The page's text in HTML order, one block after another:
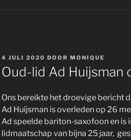
GEPLAATST
OP
4 JULI 2020 DOOR MONIQUE
Oud-lid Ad Huijsman
Ons bereikte het droevige bericht
Ad Huijsman is overleden op 26
Ad speelde bariton-saxofoon en is
lidmaatschap van bijna 25 jaar,